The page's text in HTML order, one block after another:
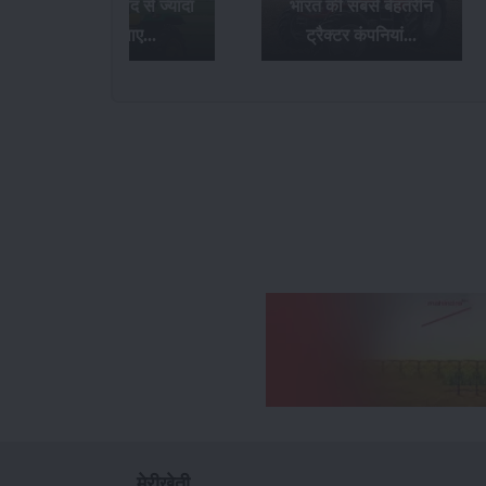
माइलेज़ पाए...
भारत की सबसे बेहतरीन
ट्रैक्टर कंपनियां...